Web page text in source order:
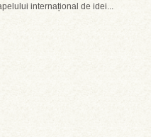
internațional de idei...